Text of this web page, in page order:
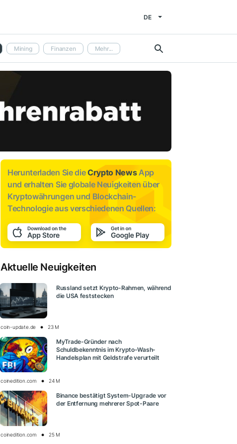
DE
Mining Finanzen Mehr...
Herunterladen Sie dieCrypto NewsApp
und erhalten Sie globale Neuigkeiten über
Kryptowährungen und Blockchain-
Technologie aus verschiedenen Quellen:
Aktuelle Neuigkeiten
Russland setzt Krypto-Rahmen, während
die USA feststecken
coin-update.de 23 M
MyTrade-Gründer nach
Schuldbekenntnis im Krypto-Wash-
Handelsplan mit Geldstrafe verurteilt
coinedition.com 24 M
Binance bestätigt System-Upgrade vor
der Entfernung mehrerer Spot-Paare
coinedition.com 25 M